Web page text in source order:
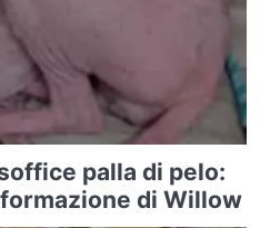
palla di pelo:
di Willow